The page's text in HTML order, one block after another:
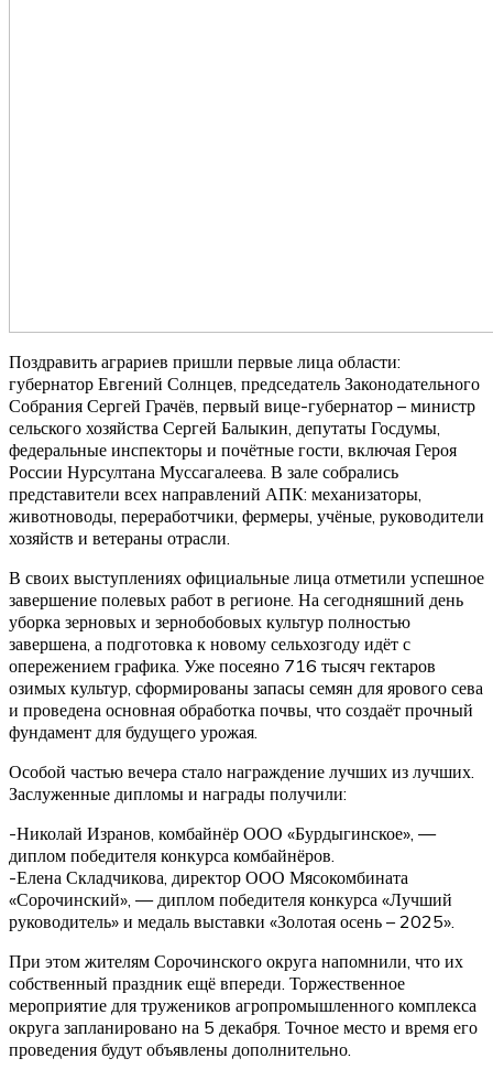
Поздравить аграриев пришли первые лица области:
губернатор Евгений Солнцев, председатель Законодательного
Собрания Сергей Грачёв, первый вице-губернатор – министр
сельского хозяйства Сергей Балыкин, депутаты Госдумы,
федеральные инспекторы и почётные гости, включая Героя
России Нурсултана Муссагалеева. В зале собрались
представители всех направлений АПК: механизаторы,
животноводы, переработчики, фермеры, учёные, руководители
хозяйств и ветераны отрасли.
В своих выступлениях официальные лица отметили успешное
завершение полевых работ в регионе. На сегодняшний день
уборка зерновых и зернобобовых культур полностью
завершена, а подготовка к новому сельхозгоду идёт с
опережением графика. Уже посеяно 716 тысяч гектаров
озимых культур, сформированы запасы семян для ярового сева
и проведена основная обработка почвы, что создаёт прочный
фундамент для будущего урожая.
Особой частью вечера стало награждение лучших из лучших.
Заслуженные дипломы и награды получили:
-Николай Изранов, комбайнёр ООО «Бурдыгинское», —
диплом победителя конкурса комбайнёров.
-Елена Складчикова, директор ООО Мясокомбината
«Сорочинский», — диплом победителя конкурса «Лучший
руководитель» и медаль выставки «Золотая осень – 2025».
При этом жителям Сорочинского округа напомнили, что их
собственный праздник ещё впереди. Торжественное
мероприятие для тружеников агропромышленного комплекса
округа запланировано на 5 декабря. Точное место и время его
проведения будут объявлены дополнительно.